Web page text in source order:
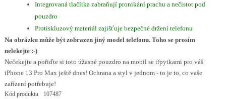
Integrovaná tlačítka zabraňují pronikání prachu a nečistot pod
pouzdro
Protiskluzový materiál zajišťuje bezpečné držení telefonu
Na obrázku může být zobrazen jiný model telefonu. Toho se prosím
nelekejte :-)
Nečekejte a pořiďte si toto úžasné pouzdro na mobil se třpytkami pro váš
iPhone 13 Pro Max ještě dnes! Ochrana a styl v jednom - to je to, co vaše
zařízení potřebuje!
Kód produktu 107487